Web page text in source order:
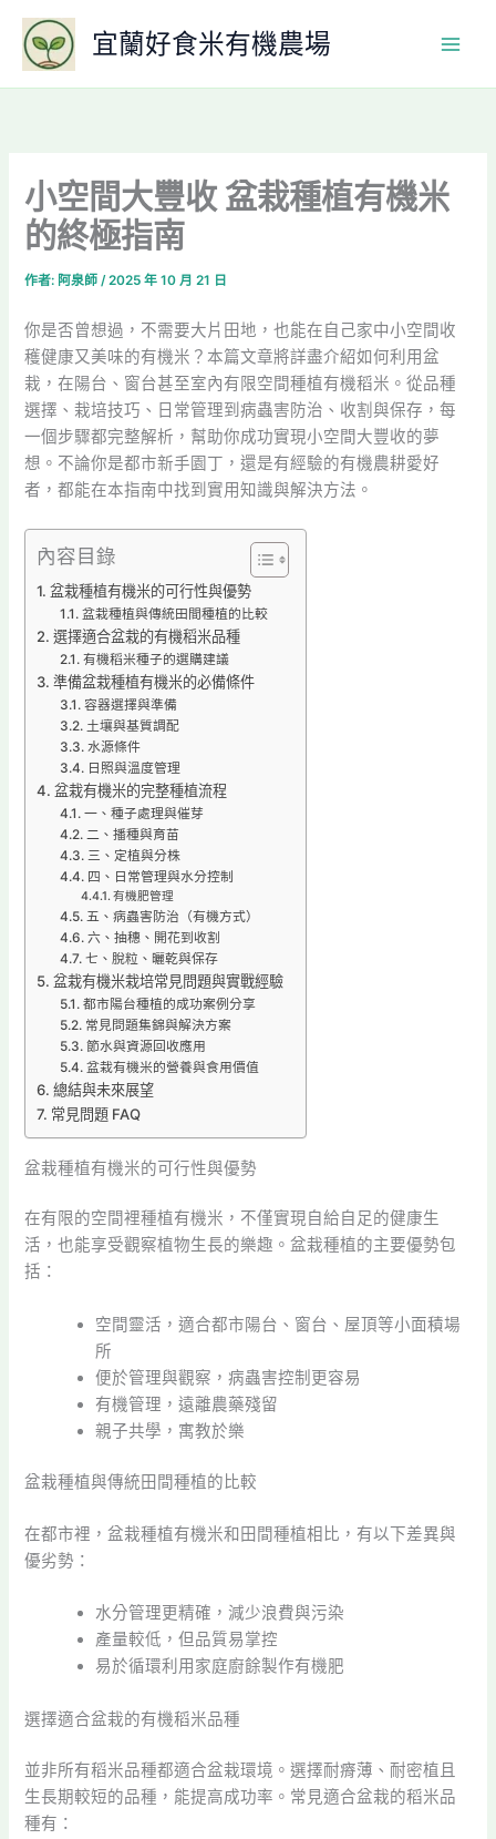
要
宜蘭好食米有機農場
小空間大豐收 盆栽種植有機米
的終極指南
作者: 阿泉師/2025 年 10 月 21 日
你是否曾想過，不需要大片田地，也能在自己家中小空間收
穫健康又美味的有機米？本篇文章將詳盡介紹如何利用盆
栽，在陽台、窗台甚至室內有限空間種植有機稻米。從品種
選擇、栽培技巧、日常管理到病蟲害防治、收割與保存，每
一個步驟都完整解析，幫助你成功實現小空間大豐收的夢
想。不論你是都市新手園丁，還是有經驗的有機農耕愛好
者，都能在本指南中找到實用知識與解決方法。
內容目錄
盆栽種植有機米的可行性與優勢
盆栽種植與傳統田間種植的比較
選擇適合盆栽的有機稻米品種
有機稻米種子的選購建議
準備盆栽種植有機米的必備條件
容器選擇與準備
土壤與基質調配
水源條件
日照與溫度管理
盆栽有機米的完整種植流程
一、種子處理與催芽
二、播種與育苗
三、定植與分株
四、日常管理與水分控制
有機肥管理
五、病蟲害防治（有機方式）
六、抽穗、開花到收割
七、脫粒、曬乾與保存
盆栽有機米栽培常見問題與實戰經驗
都市陽台種植的成功案例分享
常見問題集錦與解決方案
節水與資源回收應用
盆栽有機米的營養與食用價值
總結與未來展望
常見問題 FAQ
盆栽種植有機米的可行性與優勢
在有限的空間裡種植有機米，不僅實現自給自足的健康生
活，也能享受觀察植物生長的樂趣。盆栽種植的主要優勢包
括：
空間靈活，適合都市陽台、窗台、屋頂等小面積場
所
便於管理與觀察，病蟲害控制更容易
有機管理，遠離農藥殘留
親子共學，寓教於樂
盆栽種植與傳統田間種植的比較
在都市裡，盆栽種植有機米和田間種植相比，有以下差異與
優劣勢：
水分管理更精確，減少浪費與污染
產量較低，但品質易掌控
易於循環利用家庭廚餘製作有機肥
選擇適合盆栽的有機稻米品種
並非所有稻米品種都適合盆栽環境。選擇耐瘠薄、耐密植且
生長期較短的品種，能提高成功率。常見適合盆栽的稻米品
種有：